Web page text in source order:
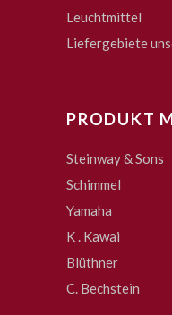
Leuchtmittel
Liefergebiete
PRODUKT
Steinway & Sons
Schimmel
Yamaha
K . Kawai
Blüthner
C. Bechstein